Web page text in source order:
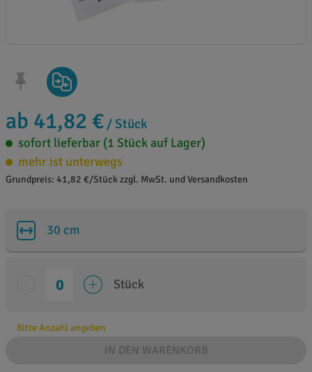
ab 41,82 € / Stück
sofort lieferbar (1 Stück auf Lager)
mehr ist unterwegs
Grundpreis: 41,82 €/Stück zzgl. MwSt. und Versandkosten
30 cm
Stück
Bitte Anzahl angeben
IN DEN WARENKORB